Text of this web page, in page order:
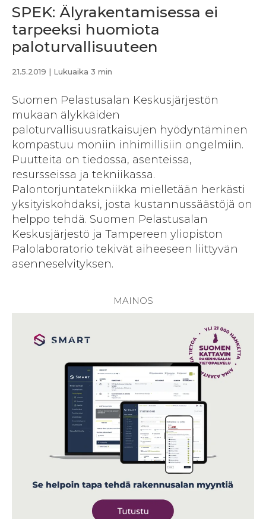
SPEK: Älyrakentamisessa ei
tarpeeksi huomiota
paloturvallisuuteen
21.5.2019 | Lukuaika 3 min
Suomen Pelastusalan Keskusjärjestön
mukaan älykkäiden
paloturvallisuusratkaisujen hyödyntäminen
kompastuu moniin inhimillisiin ongelmiin.
Puutteita on tiedossa, asenteissa,
resursseissa ja tekniikassa.
Palontorjuntatekniikka mielletään herkästi
yksityiskohdaksi, josta kustannussäästöjä on
helppo tehdä. Suomen Pelastusalan
Keskusjärjestö ja Tampereen yliopiston
Palolaboratorio tekivät aiheeseen liittyvän
asenneselvityksen.